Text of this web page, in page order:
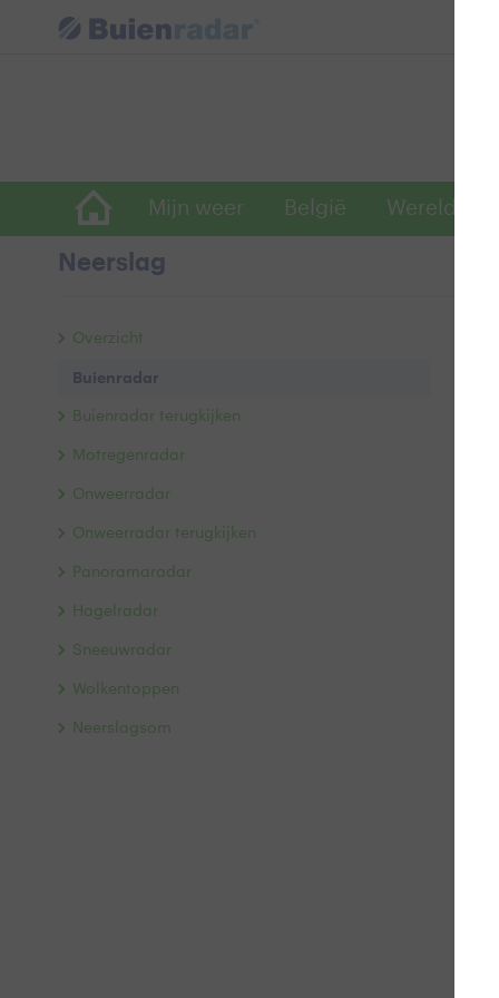
Mijn weer België Wereldwijd
Neerslag
Overzicht
Buienradar
Buienradar terugkijken
Motregenradar
Onweerradar
Onweerradar terugkijken
Panoramaradar
Hagelradar
Sneeuwradar
Wolkentoppen
Neerslagsom